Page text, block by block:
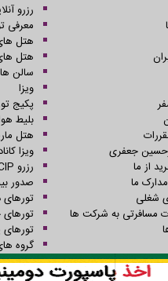
جعفری
از ما
ما
شغلی
مسافرتی به شرکت ها
رزرو
معرفی
هتل
هتل
سالن
ویزا
پکیج
بلیط
هتل
ویزا
رزرو CIP فرودگاهی
صدور
تورهای
گروه
حقوق این سایت محفوظ و متعلق به شرکت سفرهای